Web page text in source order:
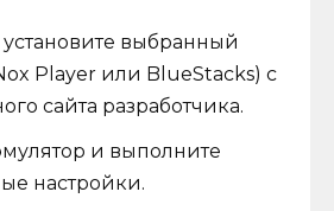
выбранный
Player или BlueStacks) с
сайта разработчика.
и выполните
настройки.